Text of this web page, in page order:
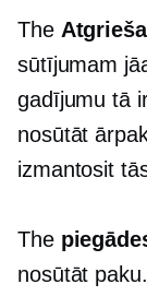
The
sūtījumam
gadījumu tā
nosūtāt
izmantosit
The
nosūtāt